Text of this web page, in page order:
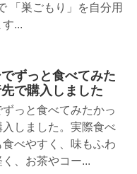
「巣ごもり」を自分用
...
ずっと食べてみた
で購入しました
っと食べてみたかっ
しました。実際食べ
べやすく、味もふわ
、お茶やコー...